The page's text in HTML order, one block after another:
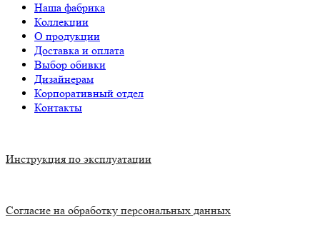
Наша фабрика
Коллекции
О продукции
Доставка и оплата
Выбор обивки
Дизайнерам
Корпоративный отдел
Контакты
Инструкция по эксплуатации
Согласие на обработку персональных данных